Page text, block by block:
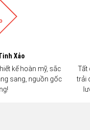
Xảo
kế hoàn mỹ, sắc
sang, nguồn gốc
Tất
trải